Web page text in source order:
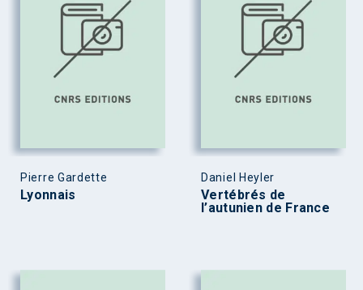
Pierre Gardette
Lyonnais
Daniel Heyler
Vertébrés de
l’autunien de France